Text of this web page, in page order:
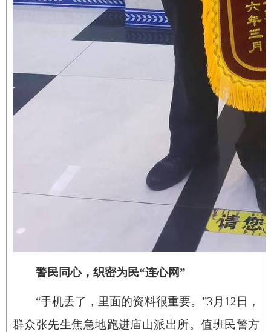
警民同心，织密为民“连心网”
“手机丢了，里面的资料很重要。”3月12日，
群众张先生焦急地跑进庙山派出所。值班民警方